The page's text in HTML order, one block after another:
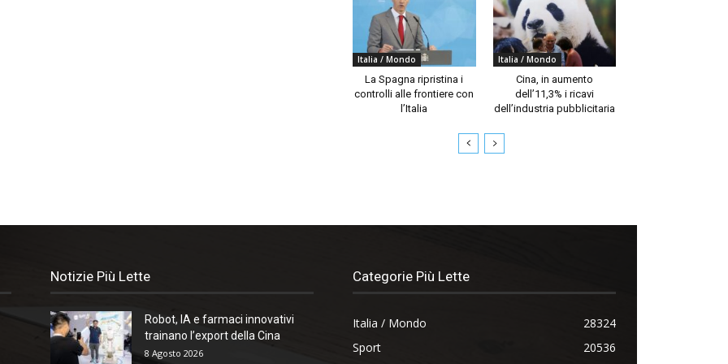
Italia / Mondo
La Spagna ripristina i
controlli alle frontiere con
l’Italia
Italia / Mondo
Cina, in aumento
dell’11,3% i ricavi
dell’industria pubblicitaria
Notizie Più Lette
Robot, IA e farmaci innovativi
trainano l’export della Cina
8 Agosto 2026
Categorie Più Lette
Italia / Mondo
28324
Sport
20536